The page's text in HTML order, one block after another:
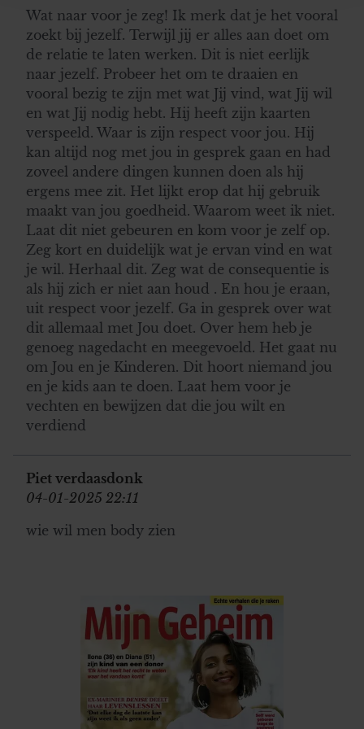
informatie over uw gebruik van onze site met onze
partners voor social media, adverteren en analyse. Deze
partners kunnen deze gegevens combineren met andere
informatie die u aan ze heeft verstrekt of die ze hebben
verzameld op basis van uw gebruik van hun services. U
gaat akkoord met onze cookies als u onze website blijft
gebruiken.
Wat naar voor je zeg! Ik merk dat je het vooral
zoekt bij jezelf. Terwijl jij er alles aan doet om
de relatie te laten werken. Dit is niet eerlijk
naar jezelf. Probeer het om te draaien en
vooral bezig te zijn met wat Jij vind, wat Jij wil
en wat Jij nodig hebt. Hij heeft zijn kaarten
verspeeld. Waar is zijn respect voor jou. Hij
kan altijd nog met jou in gesprek gaan en had
zoveel andere dingen kunnen doen als hij
ergens mee zit. Het lijkt erop dat hij gebruik
maakt van jou goedheid. Waarom weet ik niet.
Laat dit niet gebeuren en kom voor je zelf op.
Zeg kort en duidelijk wat je ervan vind en wat
je wil. Herhaal dit. Zeg wat de consequentie is
als hij zich er niet aan houd . En hou je eraan,
uit respect voor jezelf. Ga in gesprek over wat
dit allemaal met Jou doet. Over hem heb je
genoeg nagedacht en meegevoeld. Het gaat nu
om Jou en je Kinderen. Dit hoort niemand jou
en je kids aan te doen. Laat hem voor je
vechten en bewijzen dat die jou wilt en
verdiend
Piet verdaasdonk
04-01-2025 22:11
wie wil men body zien